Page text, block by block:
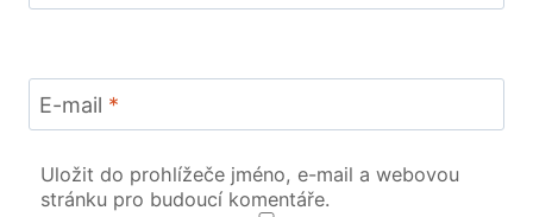
E-mail *
Uložit do prohlížeče jméno, e-mail a webovou
stránku pro budoucí komentáře.